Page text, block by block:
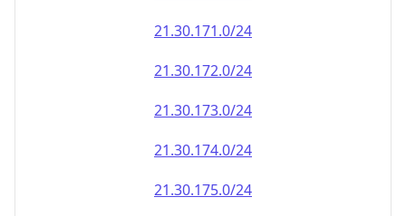
21.30.171.0/24
21.30.172.0/24
21.30.173.0/24
21.30.174.0/24
21.30.175.0/24